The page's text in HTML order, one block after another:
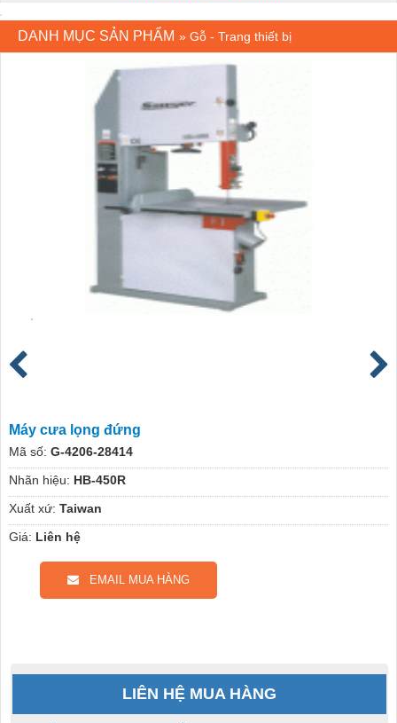
DANH MỤC SẢN PHẨM » Gỗ - Trang thiết bị
Máy cưa lọng đứng
Mã số: G-4206-28414
Nhãn hiệu: HB-450R
Xuất xứ: Taiwan
Giá: Liên hệ
EMAIL MUA HÀNG
LIÊN HỆ MUA HÀNG